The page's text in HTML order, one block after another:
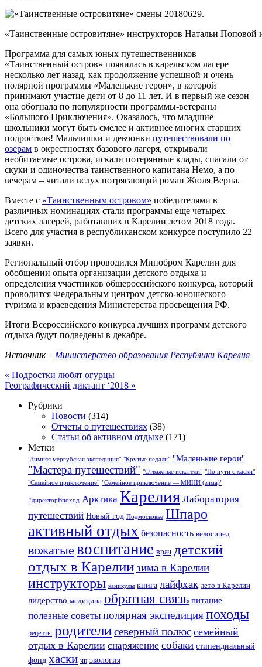
«Таинственные островитяне» инструкторов Натальи
Программа для самых юных путешественников
«Таинственный остров» появилась в карельском лагере
несколько лет назад, как продолжение успешной и очень
полярной программы «Маленькие герои», в которой
принимают участие дети от 8 до 11 лет. И в первый же сезон
она обогнала по популярности программы-ветераны
«Большого Приключения». Оказалось, что младшие
школьники могут быть смелее и активнее многих старших
подростков! Мальчишки и девчонки путешествовали по
озерам в окрестностях базового лагеря, открывали
необитаемые острова, искали потерянные клады, спасали от
скуки и одиночества таинственного капитана Немо, а по
вечерам – читали вслух потрясающий роман Жюля Верна.
Вместе с «Таинственным островом» победителями в
различных номинациях стали программы еще четырех
детских лагерей, работавших в Карелии летом 2018 года.
Всего для участия в республиканском конкурсе поступило 22
заявки.
Региональный отбор проводился Минобром Карелии для
обобщении опыта организации детского отдыха и
определения участников общероссийского конкурса, который
проводится Федеральным центром детско-юношеского
туризма и краеведения Министерства просвещения РФ.
Итоги Всероссийского конкурса лучших программ детского
отдыха будут подведены в декабре.
Источник – Министерство образования Республики Карелия
« Подростки любят огурцы
Географический диктант ‘2018 »
Рубрики
Новости (314)
Отчеты о путешествиях (38)
Статьи об активном отдыхе (171)
Метки
"Зимняя мергубская экспедиция" "Крутые педали" "Маленькие герои"
"Мастера путешествий" "Отважные искатели" "По пути с хаски"
"Семейное приключение" "Семейное приключение — МИНИ (зима)"
#директорВпоход Арктика Карелия Лаборатория
путешествий Новый год Подмосковье Шпаро
активный отдых безопасность велосипед
вожатые воспитание врач детский
отдых в Карелиизима в Карелии
инструкторы каникулы книга лайфхак лето в Карелии
лидерство медицина обратная связь питание
полезные советы полярная экспедицияпоходы
рецепты родителисеверный полюс семейный
отдых в Карелии снаряжение собаки стипендиальный
фонд хаски чп экология